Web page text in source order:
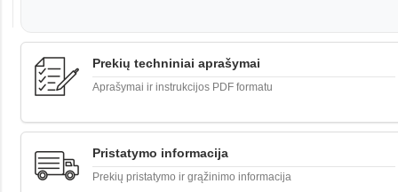
Prekių techniniai aprašymai
Aprašymai ir instrukcijos PDF formatu
Pristatymo informacija
Prekių pristatymo ir grąžinimo informacija